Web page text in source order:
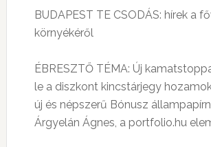
BUDAPEST TE CSODÁS: hírek a
környékéről
ÉBRESZTŐ TÉMA: Új
le a diszkont kincstárjegy
új és népszerű Bónusz
Árgyelán Ágnes, a portfolio.hu